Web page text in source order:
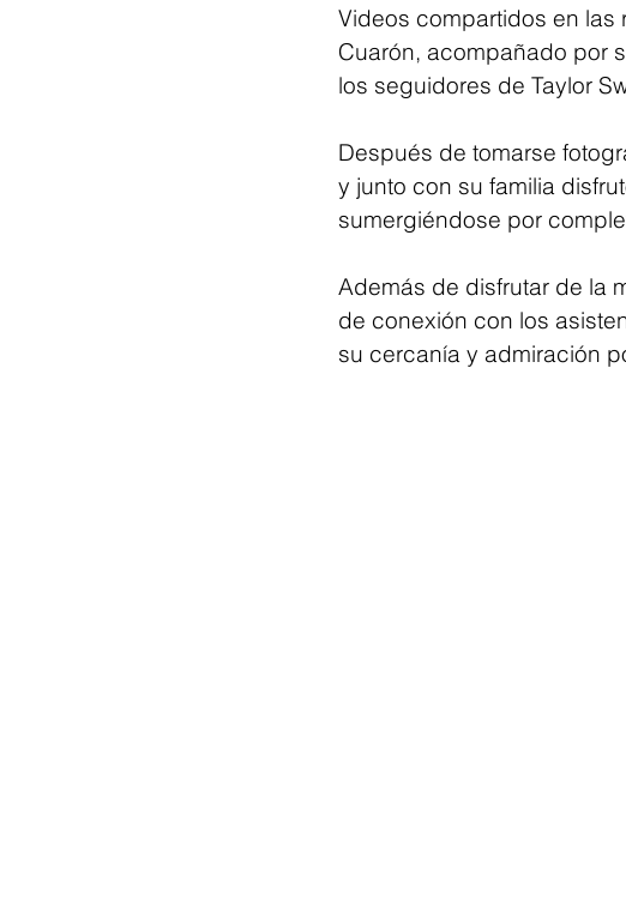
Videos compartidos en las
Cuarón, acompañado por
los seguidores de Taylor
Después de tomarse
y junto con su familia
sumergiéndose por
Además de disfrutar de la
de conexión con los
su cercanía y admiración